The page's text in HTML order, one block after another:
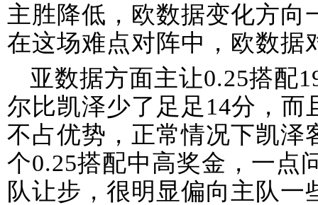
主胜降低，欧数据变化方向
在这场难点对阵中，欧数据
亚数据方面主让0.25搭配
尔比凯泽少了足足14分，
不占优势，正常情况下凯泽
个0.25搭配中高奖金，一点
队让步，很明显偏向主队一